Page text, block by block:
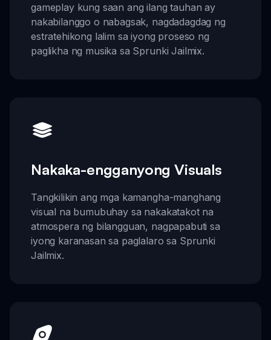
gameplay kung saan ang ilang tauhan ay
nakabilanggo o nabagsak, nagdadagdag ng
estratehikong lalim sa iyong proseso ng
paglikha ng musika sa Sprunki Jailmix.
Nakaka-engganyong Visuals
Tangkilikin ang mga kamangha-manghang
visual na bumubuhay sa nakakatakot na
atmospera ng bilangguan, nagpapabuti sa
iyong karanasan sa paglalaro sa Sprunki
Jailmix.